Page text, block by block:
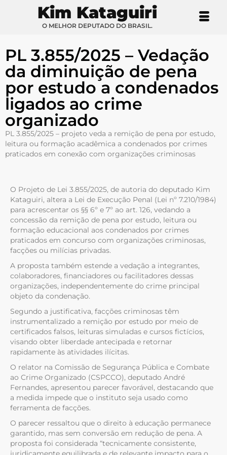
Kim Kataguiri
O MELHOR DEPUTADO DO BRASIL.
PL 3.855/2025 – Vedação
da diminuição de pena
por estudo a condenados
ligados ao crime
organizado
PL 3.855/2025 – projeto veda a remição de pena por estudo,
leitura ou formação acadêmica a condenados por crimes
praticados em conexão com organizações criminosas
O Projeto de Lei 3.855/2025, de autoria do deputado Kim
Kataguiri, altera a Lei de Execução Penal (Lei nº 7.210/1984)
para acrescentar os §§ 6º e 7º ao art. 126, vedando a
concessão da remição de pena por estudo, leitura ou
formação educacional aos condenados por crimes
praticados em concurso com organizações criminosas,
facções ou milícias privadas.
A proposta também estende a vedação a integrantes,
colaboradores, financiadores ou facilitadores dessas
organizações, independentemente do crime principal
objeto da condenação.
Segundo a justificativa, facções criminosas têm
instrumentalizado a remição por estudo por meio de
certificados falsos, leituras simuladas e cursos fictícios,
visando obter liberdade antecipada e retornar
rapidamente às atividades ilícitas.
O relator na Comissão de Segurança Pública e Combate
ao Crime Organizado (CSPCCO), deputado André
Fernandes, apresentou parecer favorável, destacando que
a medida impede que o instituto seja usado como
ferramenta de facções.
O parecer ressaltou que o direito à educação permanece
garantido, mas sem conversão em redução de pena. A
proposta foi considerada “tecnicamente consistente,